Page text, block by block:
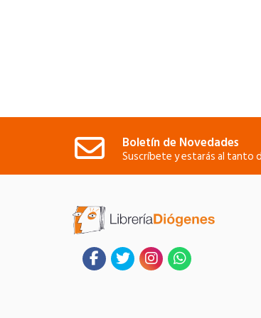
Boletín de Novedades
Suscríbete y estarás al tanto